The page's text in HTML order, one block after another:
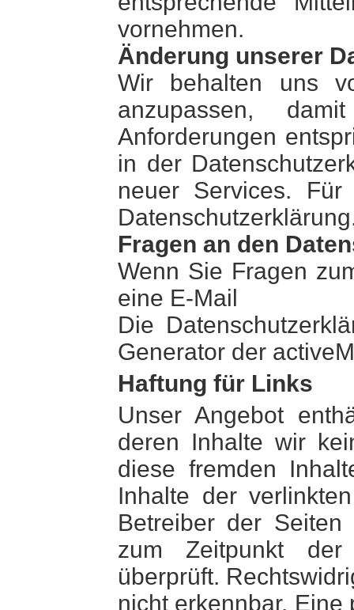
vornehmen.
Änderung unserer
Wir behalten uns
anzupassen,
Anforderungen
in der
neuer Services.
Fragen an den
Wenn Sie Fragen
eine E-Mail
Die
Generator der
Haftung für Links
Unser Angebot
deren Inhalte wir
diese fremden
Inhalte der
Betreiber der
zum Zeitpunkt der
überprüft.
nicht erkennbar.